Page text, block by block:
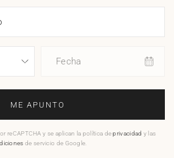
Fecha
ME APUNTO
reCAPTCHA y se aplican la política deprivacidad y las
de servicio de Google.